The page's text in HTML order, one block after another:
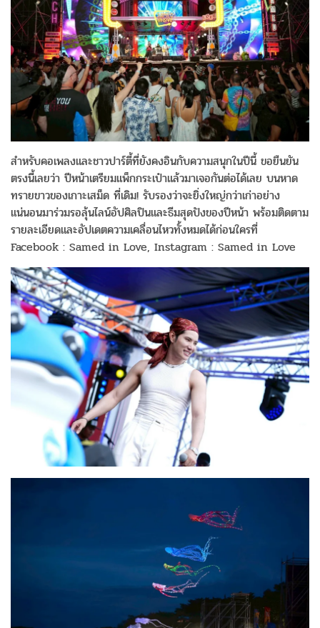
สำหรับคอเพลงและชาวปาร์ตี้ที่ยังคงอินกับความสนุกในปีนี้ ขอยืนยัน
ตรงนี้เลยว่า ปีหน้าเตรียมแพ็กกระเป๋าแล้วมาเจอกันต่อได้เลย บนหาด
ทรายขาวของเกาะเสม็ด ที่เดิม! รับรองว่าจะยิ่งใหญ่กว่าเก่าอย่าง
แน่นอนมาร่วมรอลุ้นไลน์อัปศิลปินและธีมสุดปังของปีหน้า พร้อมติดตาม
รายละเอียดและอัปเดตความเคลื่อนไหวทั้งหมดได้ก่อนใครที่
Facebook : Samed in Love, Instagram : Samed in Love